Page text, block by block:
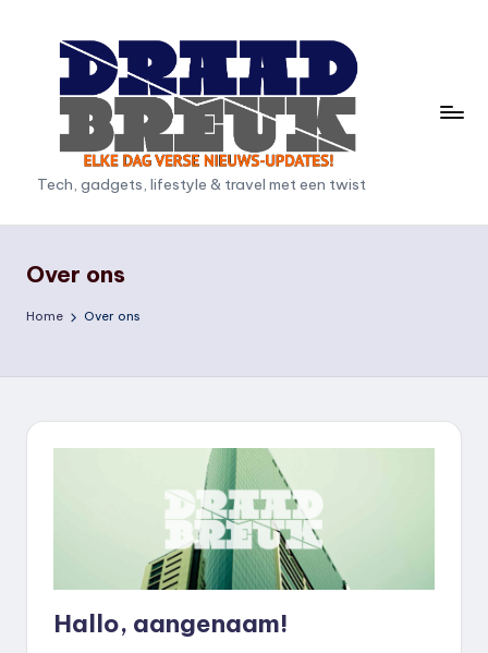
D
r
a
d
Tech, gadgets, lifestyle & travel met een twist
Over ons
Home Over ons
Hallo, aangenaam!